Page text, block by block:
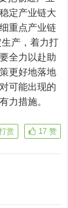
定产业链大
重点产业链
产，着力打
全力以赴助
更好地落地
可能出现的
力措施。
17 赞
赏